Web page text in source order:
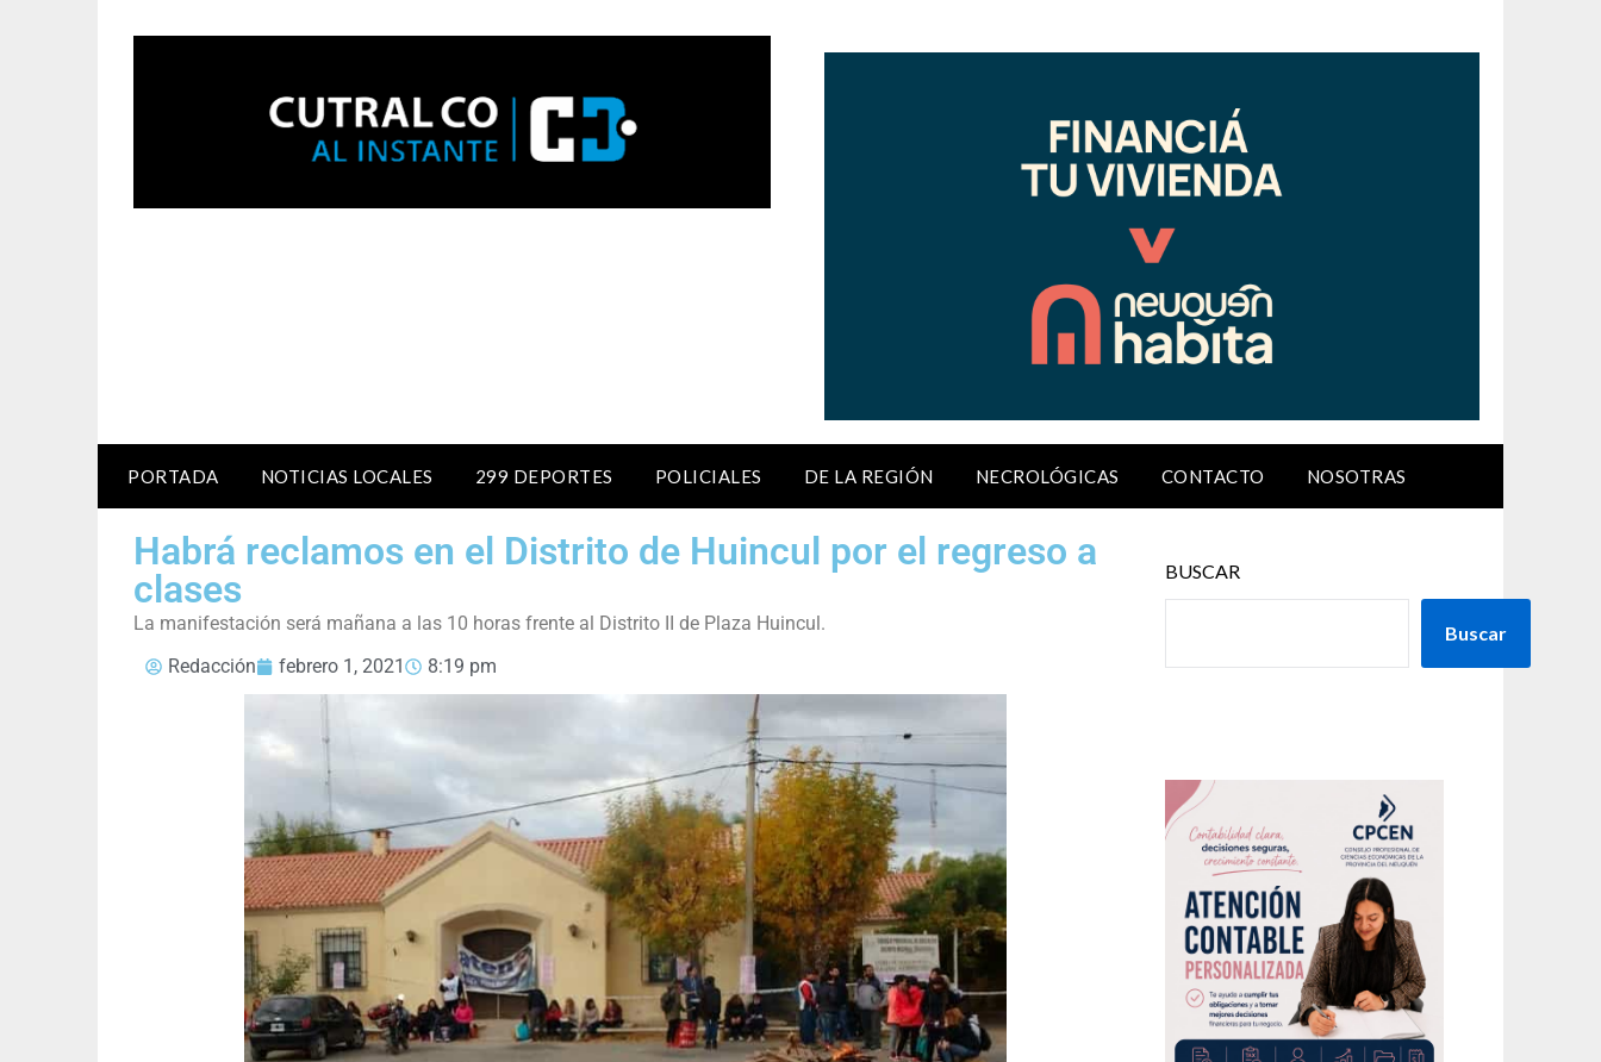
PORTADA NOTICIAS LOCALES 299 DEPORTES POLICIALES DE LA REGIÓN NECROLÓGICAS CONTACTO NOSOTRAS
Habrá reclamos en el Distrito de Huincul por el regreso a
clases
La manifestación será mañana a las 10 horas frente al Distrito II de Plaza Huincul.
Redacción
febrero 1, 2021 8:19 pm
BUSCAR
Buscar